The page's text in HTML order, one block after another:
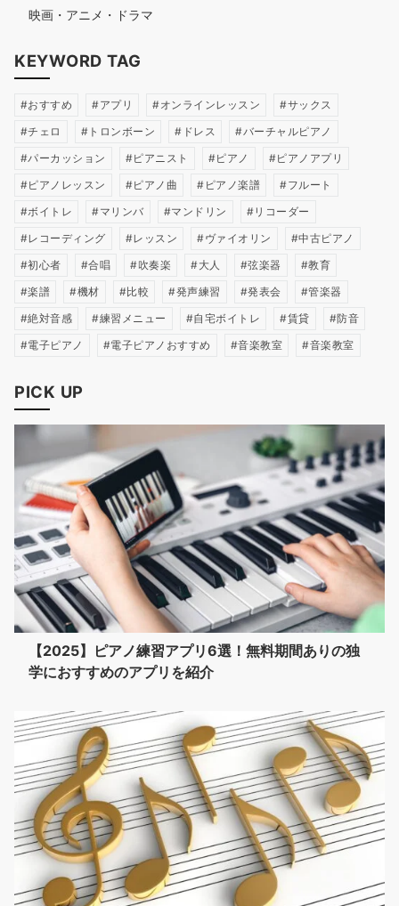
映画・アニメ・ドラマ
KEYWORD TAG
おすすめ アプリ オンラインレッスン
サックス
チェロ
トロンボーン ドレス
バーチャルピアノ
パーカッション
ピアニスト ピアノ
ピアノアプリ
ピアノレッスン
ピアノ曲 ピアノ楽譜
フルート
ボイトレ
マリンバ マンドリン
リコーダー
レコーディング
レッスン ヴァイオリン
中古ピアノ
初心者
合唱 吹奏楽 大人 弦楽器
教育
楽譜
機材 比較 発声練習 発表会
管楽器
絶対音感
練習メニュー 自宅ボイトレ 賃貸
防音
電子ピアノ
電子ピアノおすすめ 音楽教室 音楽教室
PICK UP
【2025】ピアノ練習アプリ6選！無料期間ありの独
学におすすめのアプリを紹介